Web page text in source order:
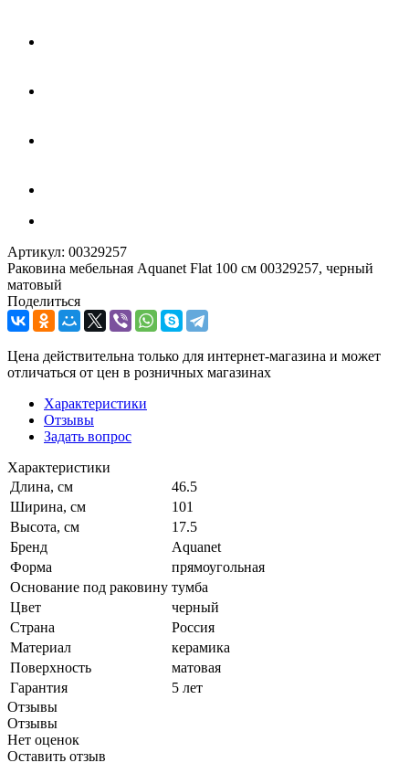
Артикул: 00329257
Раковина мебельная Aquanet Flat 100 см 00329257, черный
матовый
Поделиться
Цена действительна только для интернет-магазина и может
отличаться от цен в розничных магазинах
Характеристики
Отзывы
Задать вопрос
Характеристики
Длина, см
46.5
Ширина, см
101
Высота, см
17.5
Бренд
Aquanet
Форма
прямоугольная
Основание под раковину тумба
Цвет
черный
Страна
Россия
Материал
керамика
Поверхность
матовая
Гарантия
5 лет
Отзывы
Отзывы
Нет оценок
Оставить отзыв